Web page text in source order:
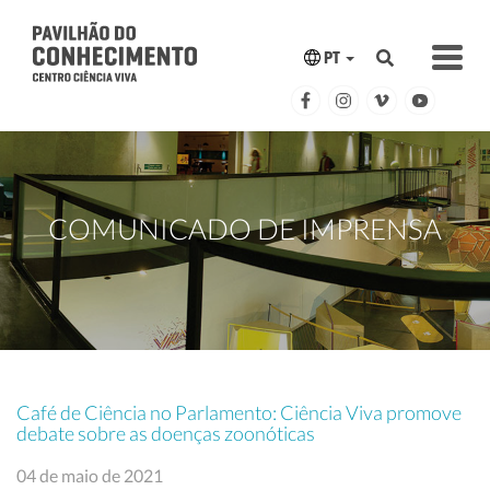
PT
COMUNICADO DE IMPRENSA
Café de Ciência no Parlamento: Ciência Viva promove
debate sobre as doenças zoonóticas
04 de maio de 2021